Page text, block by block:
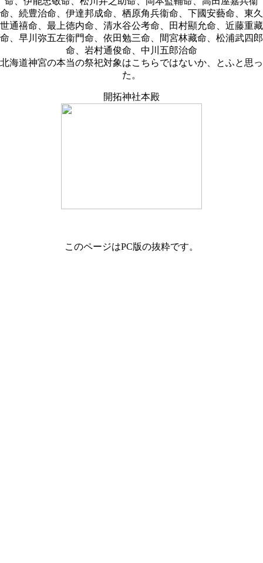
命、続豊治命、伊達邦成命、栖原角兵衞命、下國安藝命、東久
世通禧命、最上徳内命、清水谷公考命、田村顯允命、近藤重藏
命、早川弥五左衞門命、依田勉三命、間宮林藏命、松浦武四郎
命、岩村通俊命、中川五郎治命
北海道神宮の本当の祭祀対象はこちらではないか、とふと思っ
た。
開拓神社本殿
このページはPC版の抜粋です。